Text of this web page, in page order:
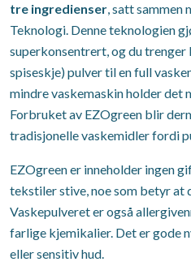
tre ingredienser, satt
Teknologi. Denne teknologien
superkonsentrert, og du trenger
spiseskje) pulver til en full
mindre vaskemaskin holder det
Forbruket av EZOgreen blir
tradisjonelle vaskemidler fordi
EZOgreen er inneholder ingen
tekstiler stive, noe som betyr at
Vaskepulveret er også
farlige kjemikalier. Det er gode
eller sensitiv hud.